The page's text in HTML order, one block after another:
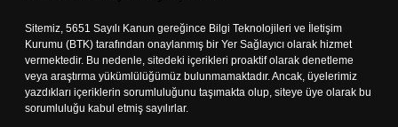
Sitemiz, 5651 Sayılı Kanun gereğince Bilgi Teknolojileri ve İletişim
Kurumu (BTK) tarafından onaylanmış bir Yer Sağlayıcı olarak hizmet
vermektedir. Bu nedenle, sitedeki içerikleri proaktif olarak denetleme
veya araştırma yükümlülüğümüz bulunmamaktadır. Ancak, üyelerimiz
yazdıkları içeriklerin sorumluluğunu taşımakta olup, siteye üye olarak bu
sorumluluğu kabul etmiş sayılırlar.